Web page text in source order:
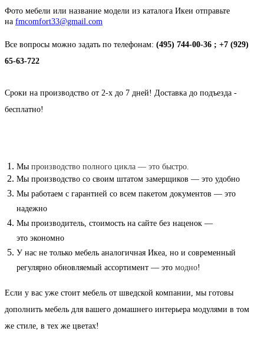
Фото мебели или название модели из каталога Икеи отправьте
на fmcomfort33@gmail.com
Все вопросы можно задать по телефонам: (495) 744-00-36 ; +7 (929)
65-63-722
Сроки на производство от 2-х до 7 дней! Доставка до подъезда -
бесплатно!
Мы производство полного цикла — это быстро.
Мы производство со своим штатом замерщиков — это удобно
Мы работаем с гарантией со всем пакетом документов — это
надежно
Мы производитель, стоимость на сайте без наценок —
это экономно
У нас не только мебель аналогичная Икеа, но и современный
регулярно обновляемый ассортимент — это модно!
Если у вас уже стоит мебель от шведской компании, мы готовы
дополнить мебель для вашего домашнего интерьера модулями в том
же стиле, в тех же цветах!